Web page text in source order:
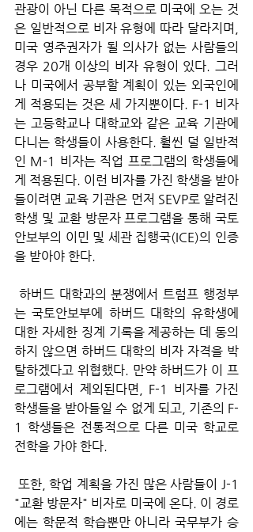
관광이 아닌 다른 목적으로 미국에 오는 것
은 일반적으로 비자 유형에 따라 달라지며,
미국 영주권자가 될 의사가 없는 사람들의
경우 20개 이상의 비자 유형이 있다. 그러
나 미국에서 공부할 계획이 있는 외국인에
게 적용되는 것은 세 가지뿐이다. F-1 비자
는 고등학교나 대학교와 같은 교육 기관에
다니는 학생들이 사용한다. 훨씬 덜 일반적
인 M-1 비자는 직업 프로그램의 학생들에
게 적용된다. 이런 비자를 가진 학생을 받아
들이려면 교육 기관은 먼저 SEVP로 알려진
학생 및 교환 방문자 프로그램을 통해 국토
안보부의 이민 및 세관 집행국(ICE)의 인증
을 받아야 한다.
는 국토안보부에 하버드 대학의 유학생에
대한 자세한 징계 기록을 제공하는 데 동의
하지 않으면 하버드 대학의 비자 자격을 박
탈하겠다고 위협했다. 만약 하버드가 이 프
로그램에서 제외된다면, F-1 비자를 가진
학생들을 받아들일 수 없게 되고, 기존의 F-
1 학생들은 전통적으로 다른 미국 학교로
전학을 가야 한다.
"교환 방문자" 비자로 미국에 온다. 이 경로
에는 학문적 학습뿐만 아니라 국무부가 승